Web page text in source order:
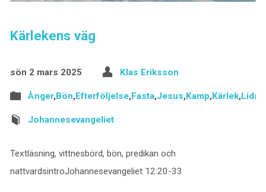
Kärlekens väg
sön 2 mars 2025 Klas Eriksson
Ånger,Bön,Efterföljelse,Fasta,Jesus,Kamp,Kärlek,
Johannesevangeliet
Textläsning, vittnesbörd, bön, predikan och
nattvardsintroJohannesevangeliet 12:20-33